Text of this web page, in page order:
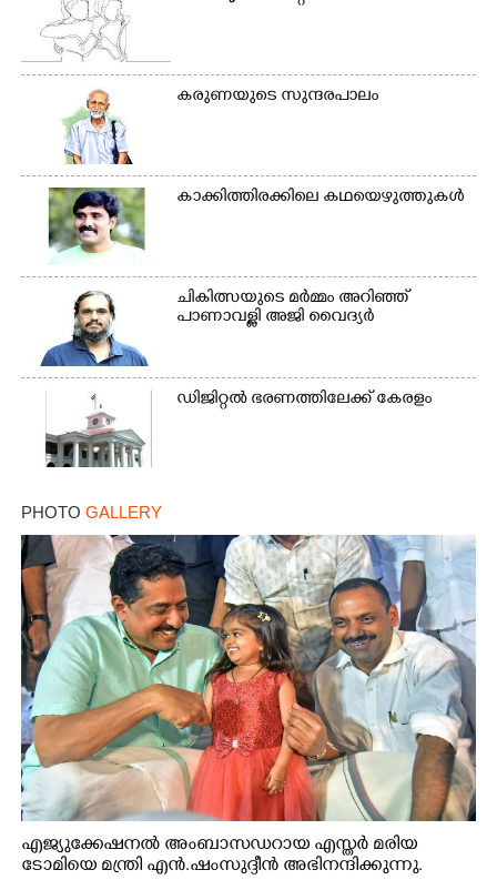
കരുണയുടെ സുന്ദരപാലം
കാക്കിത്തിരക്കിലെ കഥയെഴുത്തുകൾ
ചികിത്സയുടെ മർമ്മം അറിഞ്ഞ്
പാണാവള്ളി അജി വൈദ്യർ
ഡിജിറ്റൽ ഭരണത്തിലേക്ക് കേരളം
PHOTO GALLERY
എജ്യുക്കേഷനൽ അംബാസഡറായ എസ്തർ മരിയ
ടോമിയെ മന്ത്രി എൻ.ഷംസുദ്ദീൻ അഭിനന്ദിക്കുന്നു.